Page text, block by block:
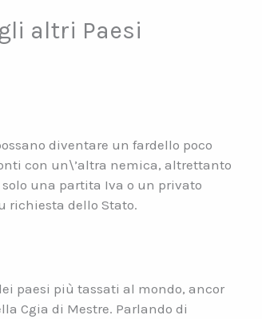
altri Paesi
diventare un fardello poco
con un\’altra nemica, altrettanto
una partita Iva o un privato
richiesta dello Stato.
paesi più tassati al mondo, ancor
Cgia di Mestre. Parlando di